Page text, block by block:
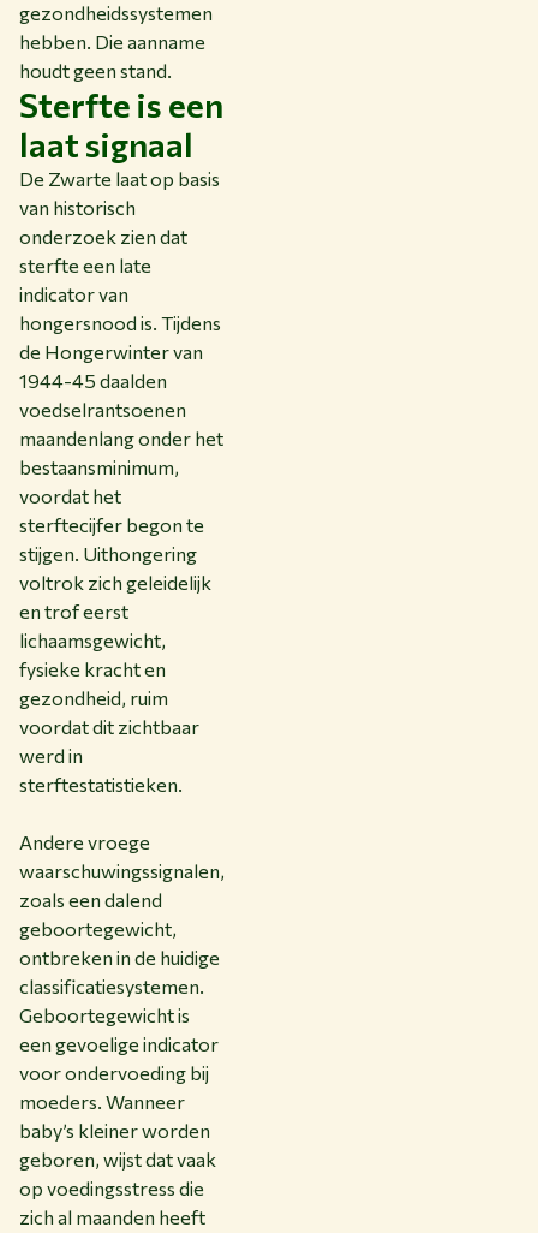
gezondheidssystemen
hebben. Die aanname
houdt geen stand.
Sterfte is een
laat signaal
De Zwarte laat op basis
van historisch
onderzoek zien dat
sterfte een late
indicator van
hongersnood is. Tijdens
de Hongerwinter van
1944-45 daalden
voedselrantsoenen
maandenlang onder het
bestaansminimum,
voordat het
sterftecijfer begon te
stijgen. Uithongering
voltrok zich geleidelijk
en trof eerst
lichaamsgewicht,
fysieke kracht en
gezondheid, ruim
voordat dit zichtbaar
werd in
sterftestatistieken.
Andere vroege
waarschuwingssignalen,
zoals een dalend
geboortegewicht,
ontbreken in de huidige
classificatiesystemen.
Geboortegewicht is
een gevoelige indicator
voor ondervoeding bij
moeders. Wanneer
baby’s kleiner worden
geboren, wijst dat vaak
op voedingsstress die
zich al maanden heeft